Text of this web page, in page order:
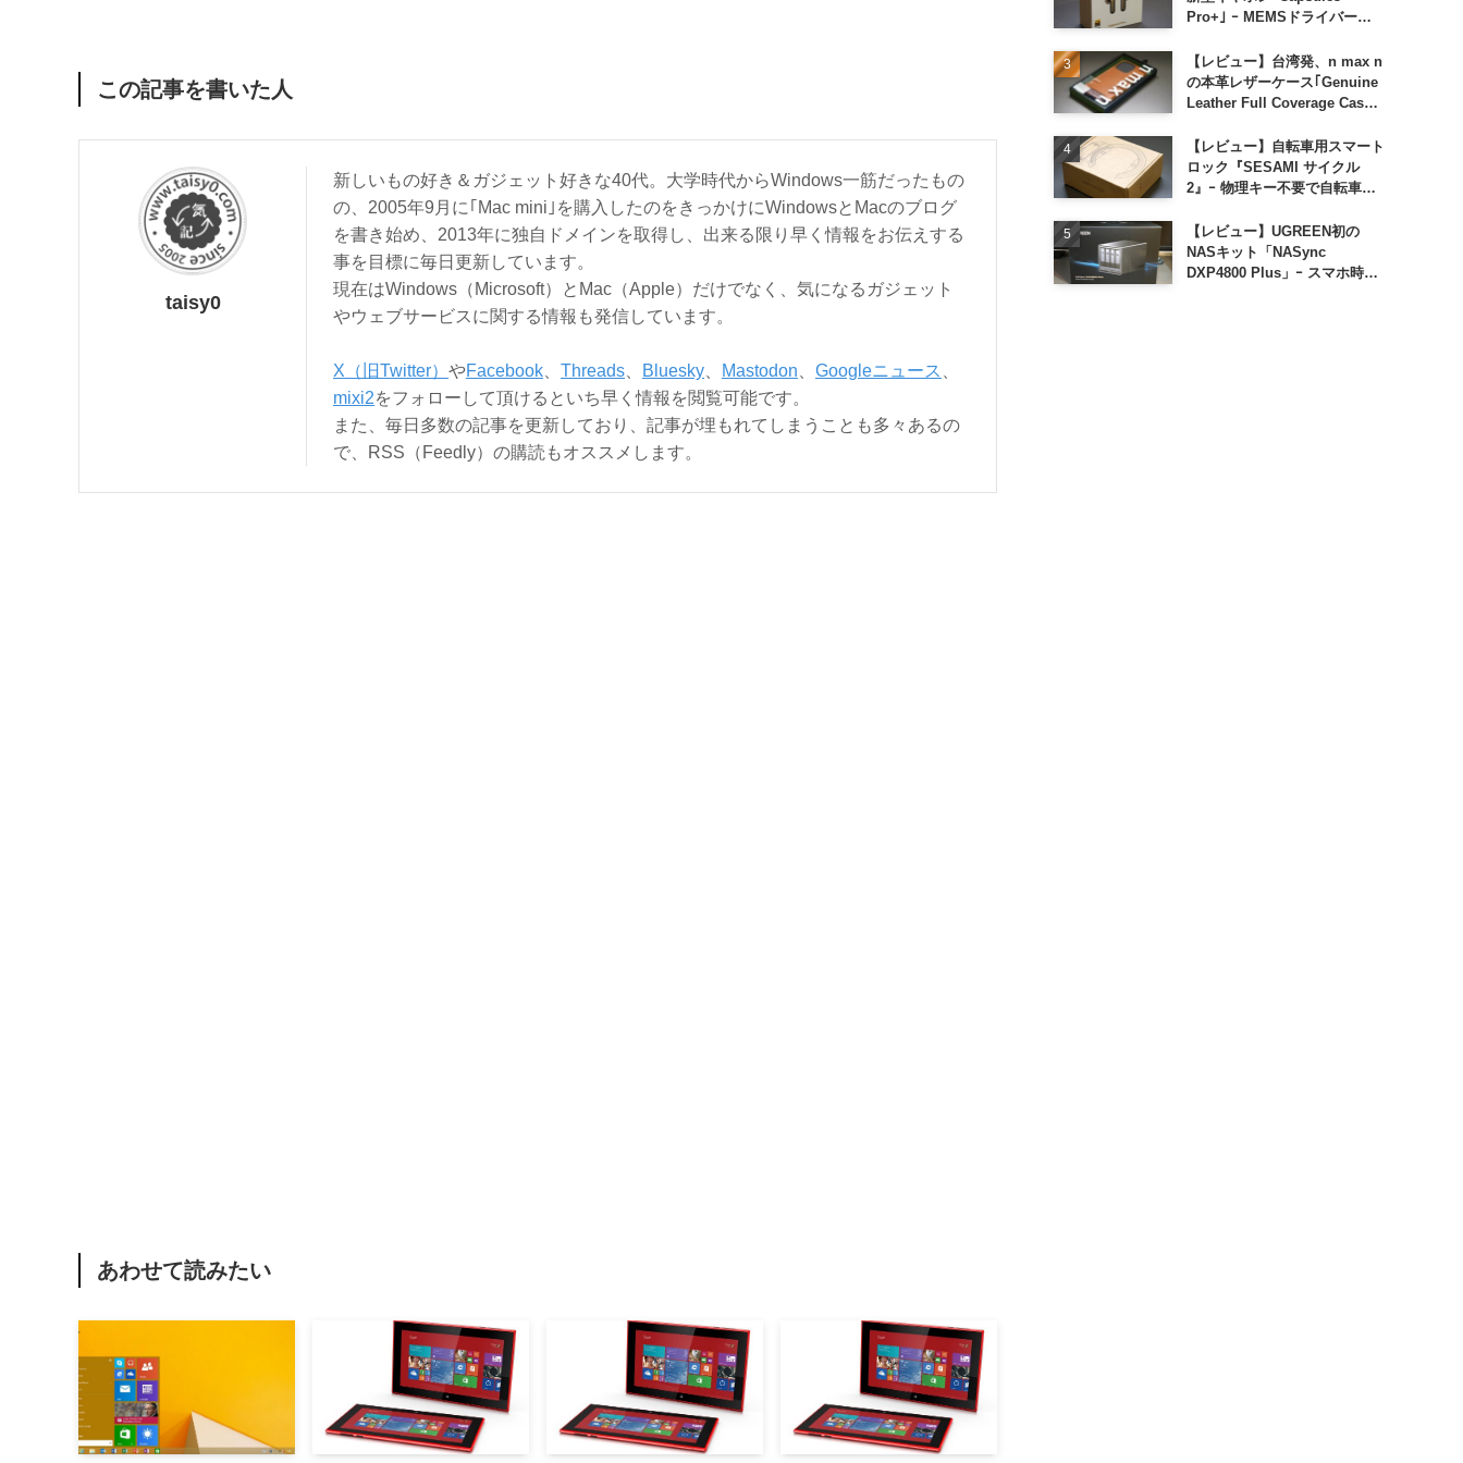
この記事を書いた人
taisy0
新しいもの好き＆ガジェット好きな40代。大学時代からWindows一筋だったもの
の、2005年9月に｢Mac mini｣を購入したのをきっかけにWindowsとMacのブログ
を書き始め、2013年に独自ドメインを取得し、出来る限り早く情報をお伝えする
事を目標に毎日更新しています。
現在はWindows（Microsoft）とMac（Apple）だけでなく、気になるガジェット
やウェブサービスに関する情報も発信しています。
X（旧Twitter） やFacebook Threads Bluesky Mastodon Googleニュース
mixi2をフォローして頂けるといち早く情報を閲覧可能です。
また、毎日多数の記事を更新しており、記事が埋もれてしまうことも多々あるの
で、RSS（Feedly）の購読もオススメします。
あわせて読みたい
Pro+｣ ｰ MEMSドライバー搭
【レビュー】台湾発、n max n
の本革レザーケース｢Genuine
Leather Full Coverage Case
【レビュー】自転車用スマート
ロック『SESAMI サイクル
2』ｰ 物理キー不要で自転車の
【レビュー】UGREEN初の
NASキット「NASync
DXP4800 Plus」ｰ スマホ時代